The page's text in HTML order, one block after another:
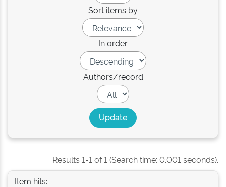
Sort items by
In order
Authors/record
Results 1-1 of 1 (Search time: 0.001 seconds).
Item hits: